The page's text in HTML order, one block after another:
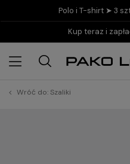
Polo i T-shirt ➤ 3
Wróć do:Szaliki